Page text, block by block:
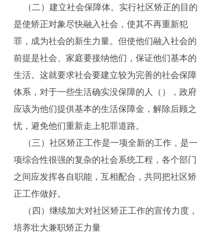
（二）建立社会保障体。实行社区矫正的目的
是使矫正对象尽快融入社会，使其不再重新犯
罪，成为社会的新生力量。但使他们融入社会的
前提是社会、家庭要接纳他们，保证他们基本的
生活。这就要求社会要建立较为完善的社会保障
体系，对于一些生活确实没保障的人（），政府
应该为他们提供基本的生活保障金，解除后顾之
忧，避免他们重新走上犯罪道路。
（三）社区矫正工作是一项全新的工作，是一
项综合性很强的复杂的社会系统工程，各个部门
之间应发挥各自职能，互相配合，共同把社区矫
正工作做好。
（四）继续加大对社区矫正工作的宣传力度，
培养壮大兼职矫正力量